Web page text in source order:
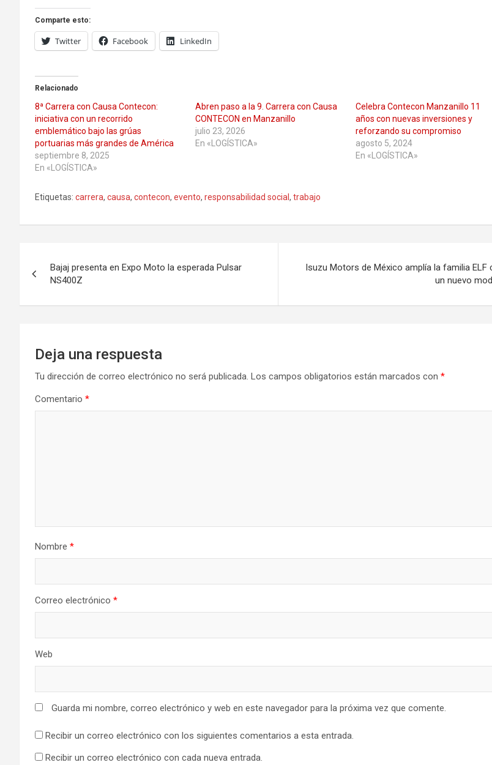
Comparte esto:
Twitter Facebook LinkedIn
Relacionado
8ª Carrera con Causa Contecon:
iniciativa con un recorrido
emblemático bajo las grúas
portuarias más grandes de América
septiembre 8, 2025
En «LOGÍSTICA»
Abren paso a la 9. Carrera con Causa
CONTECON en Manzanillo
julio 23, 2026
En «LOGÍSTICA»
Celebra Contecon Manzanillo 11
años con nuevas inversiones y
reforzando su compromiso
agosto 5, 2024
En «LOGÍSTICA»
Etiquetas: carrera, causa, contecon, evento, responsabilidad social , trabajo
de
entradas
Bajaj presenta en Expo Moto la esperada Pulsar
NS400Z
Isuzu Motors de México amplía la familia ELF
un nuevo
Deja una respuesta
Tu dirección de correo electrónico no será publicada. Los campos obligatorios están marcados con *
Comentario *
Nombre *
Correo electrónico *
Web
Guarda mi nombre, correo electrónico y web en este navegador para la próxima vez que comente.
Recibir un correo electrónico con los siguientes comentarios a esta entrada.
Recibir un correo electrónico con cada nueva entrada.